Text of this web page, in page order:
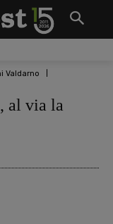
Valdarno
al via la